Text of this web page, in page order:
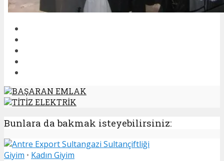
BAŞARAN EMLAK
TİTİZ ELEKTRİK
Bunlara da bakmak isteyebilirsiniz:
Giyim • Kadın Giyim